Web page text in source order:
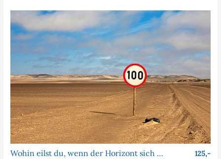
Wohin eilst du, wenn der Horizont sich nie nähert? 125,-